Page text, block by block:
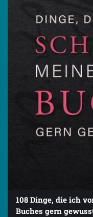
108 Dinge, die ich
Buches gern